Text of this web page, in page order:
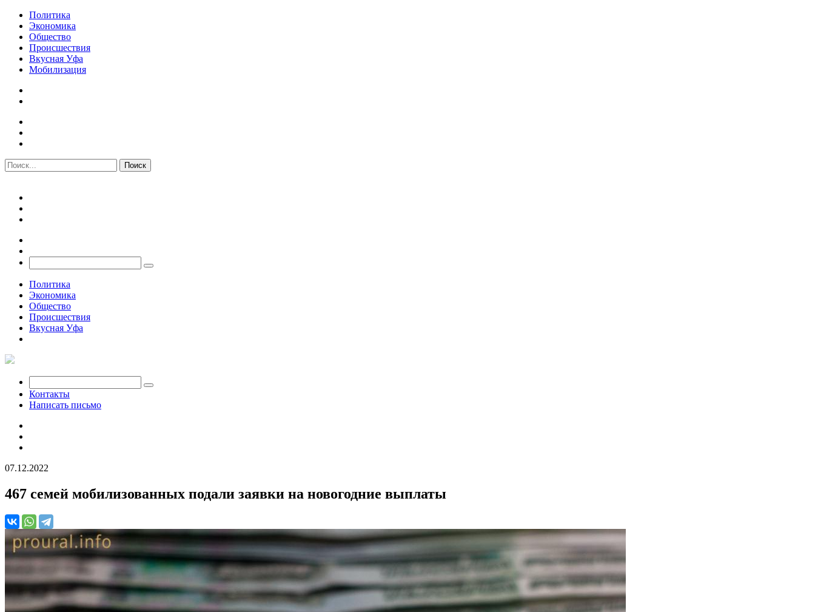
Политика
Экономика
Общество
Происшествия
Вкусная Уфа
Мобилизация
Политика
Экономика
Общество
Происшествия
Вкусная Уфа
Контакты
Написать письмо
07.12.2022
467 семей мобилизованных подали заявки на новогодние выплаты